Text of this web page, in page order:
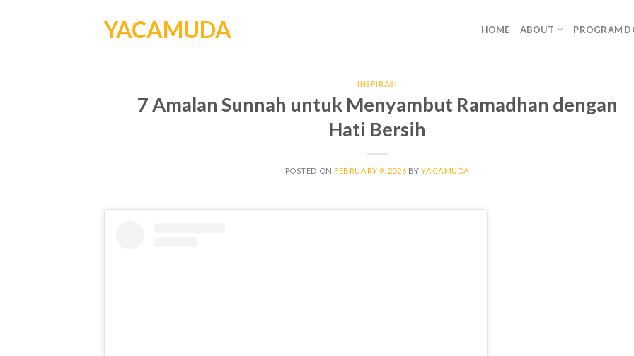
YACAMUDA HOME ABOUT PROGRAM
INSPIRASI
7 Amalan Sunnah untuk Menyambut Ramadhan dengan
Hati Bersih
POSTED ONFEBRUARY 9, 2026 BYYACAMUDA